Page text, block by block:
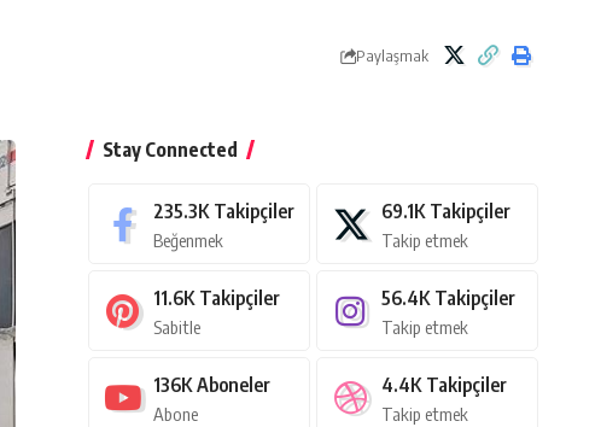
Paylaşmak
Stay Connected
235.3K Takipçiler
Beğenmek
69.1K Takipçiler
Takip etmek
11.6K Takipçiler
Sabitle
56.4K Takipçiler
Takip etmek
136K Aboneler
Abone
4.4K Takipçiler
Takip etmek